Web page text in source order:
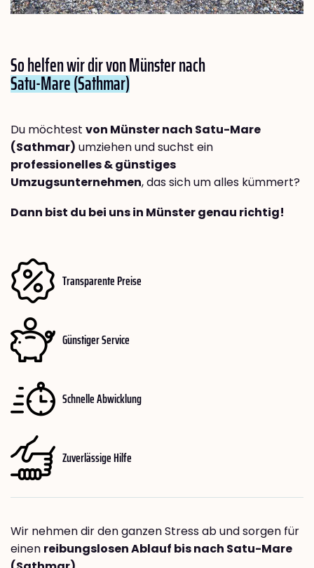
So helfen wir dir von Münster nach
Satu-Mare (Sathmar)
Du möchtest von Münster nach Satu-Mare
(Sathmar) umziehen und suchst ein
professionelles & günstiges
Umzugsunternehmen, das sich um alles kümmert?
Dann bist du bei uns in Münster genau richtig!
Transparente Preise
Günstiger Service
Schnelle Abwicklung
Zuverlässige Hilfe
Wir nehmen dir den ganzen Stress ab und sorgen für
einen reibungslosen Ablauf bis nach Satu-Mare